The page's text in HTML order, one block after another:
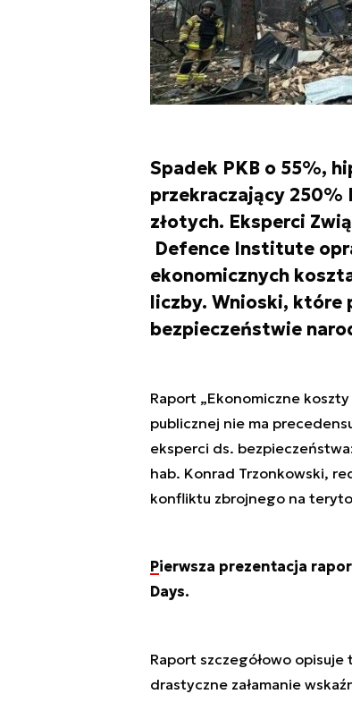
Spadek PKB o 55%,
przekraczający 250%
złotych. Eksperci
Defence Institute
ekonomicznych
liczby. Wnioski, które
bezpieczeństwie
Raport „Ekonomiczne
publicznej nie ma
eksperci ds.
hab. Konrad Trzonkowski,
konfliktu zbrojnego na
Pierwsza prezentacja
Days.
Raport szczegółowo
drastyczne załamanie